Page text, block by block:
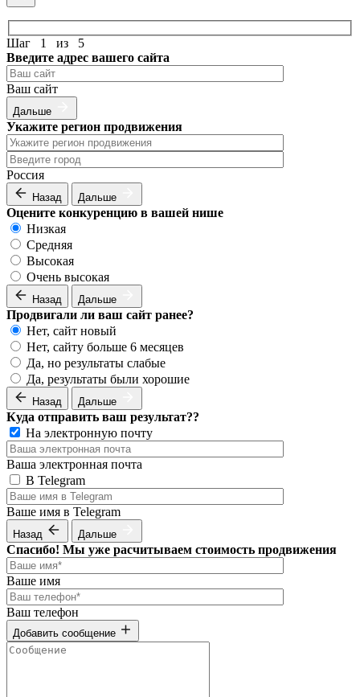
Шаг 1 из 5
Введите адрес вашего сайта
Ваш сайт
Дальше
Укажите регион продвижения
Россия
Назад Дальше
Оцените конкуренцию в вашей нише
Низкая
Средняя
Высокая
Очень высокая
Назад Дальше
Продвигали ли ваш сайт ранее?
Нет, сайт новый
Нет, сайту больше 6 месяцев
Да, но результаты слабые
Да, результаты были хорошие
Назад Дальше
Куда отправить ваш результат??
На электронную почту
Ваша электронная почта
В Telegram
Ваше имя в Telegram
Назад Дальше
Спасибо! Мы уже расчитываем стоимость продвижения
Ваше имя
Ваш телефон
Добавить сообщение